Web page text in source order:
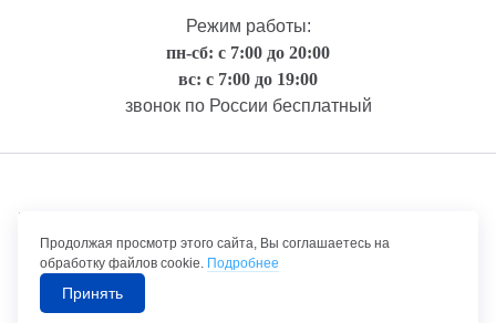
Режим работы:
пн-сб: с 7:00 до 20:00
вс: с 7:00 до 19:00
звонок по России бесплатный
Правовая информация
©1992-2026 ТрансТехСервис – продажа и обслуживание автомобилей.
Продолжая просмотр этого сайта, Вы соглашаетесь на
обработку файлов cookie. Подробнее
Принять